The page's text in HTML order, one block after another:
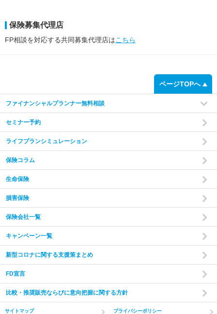
保険募集代理店
FP相談を対応する共同募集代理店はこちら
ページTOPへ
ファイナンシャルプランナー無料相談
セミナー予約
ライフプランシミュレーション
保険コラム
生命保険
損害保険
保険会社一覧
キャンペーン一覧
新型コロナに関する支援策まとめ
FD宣言
比較・推奨販売ならびに意向把握に関する方針
サイトマップ プライバシーポリシー